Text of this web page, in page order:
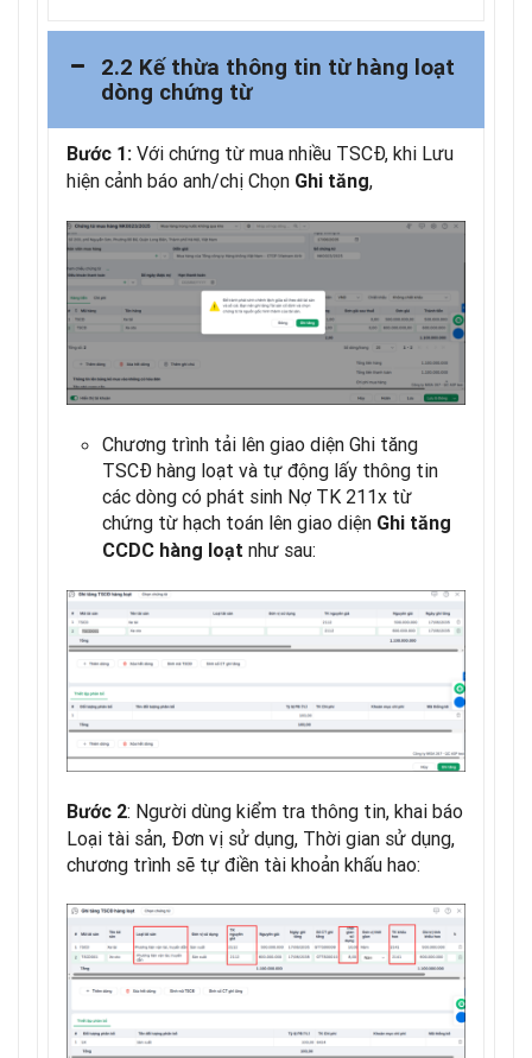
2.2 Kế thừa thông tin từ hàng loạt
dòng chứng từ
Bước 1: Với chứng từ mua nhiều TSCĐ, khi Lưu
hiện cảnh báo anh/chị Chọn Ghi tăng,
Chương trình tải lên giao diện Ghi tăng
TSCĐ hàng loạt và tự động lấy thông tin
các dòng có phát sinh Nợ TK 211x từ
chứng từ hạch toán lên giao diện Ghi tăng
CCDC hàng loạt như sau:
Bước 2: Người dùng kiểm tra thông tin, khai báo
Loại tài sản, Đơn vị sử dụng, Thời gian sử dụng,
chương trình sẽ tự điền tài khoản khấu hao: